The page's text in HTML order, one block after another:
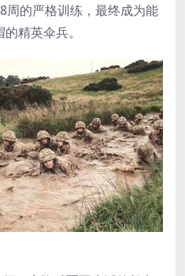
周的严格训练，最终成为能
精英伞兵。